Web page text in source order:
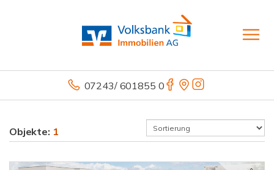
07243/ 601855 0
Objekte: 1